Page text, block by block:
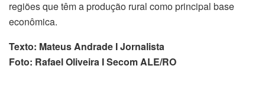
regiões que têm a produção rural como principal base
econômica.
Texto: Mateus Andrade I Jornalista
Foto: Rafael Oliveira I Secom ALE/RO